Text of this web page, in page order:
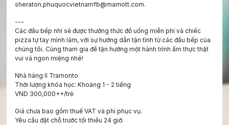
sheraton.phuquocvietnamfb@marriott.com.
---
Các đầu bếp nhí sẽ được thưởng thức đồ uống miễn phí và chiếc
pizza tự tay mình làm, với sự hướng dẫn tận tình từ các đầu bếp của
chúng tôi. Cùng tham gia để tận hưởng một hành trình ẩm thực thật
vui và ngon miệng nhé!
Nhà hàng Il Tramonto
Thời lượng khóa học: Khoảng 1 - 2 tiếng
VND 300,000++/trẻ
Giá chưa bao gồm thuế VAT và phí phục vụ.
Yêu cầu đặt chỗ trước tối thiểu 24 giờ.